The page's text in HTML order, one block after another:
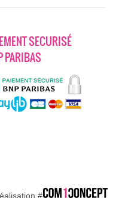
SECURISÉ
PARIBAS
#